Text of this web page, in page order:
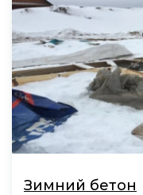
Зимний бетон